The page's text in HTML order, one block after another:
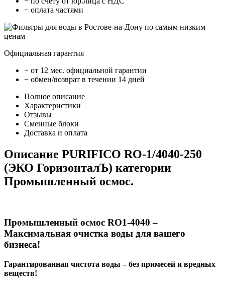
− оплата частями
Официальная гарантия
− от 12 мес. официальной гарантии
− обмен/возврат в течении 14 дней
Полное описание
Характеристики
Отзывы
Сменные блоки
Доставка и оплата
Описание PURIFICO RO-1/4040-250
(ЭКО ГоризонталЪ) категории
Промышленный осмос.
Промышленный осмос RO1-4040 –
Максимальная очистка воды для вашего
бизнеса!
Гарантированная чистота воды – без примесей и вредных
веществ!